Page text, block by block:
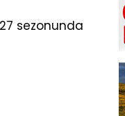
sezonunda